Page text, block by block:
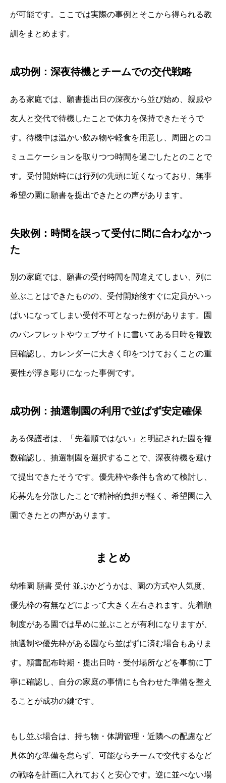
が可能です。ここでは実際の事例とそこから得られる教
訓をまとめます。
成功例：深夜待機とチームでの交代戦略
ある家庭では、願書提出日の深夜から並び始め、親戚や
友人と交代で待機したことで体力を保持できたそうで
す。待機中は温かい飲み物や軽食を用意し、周囲とのコ
ミュニケーションを取りつつ時間を過ごしたとのことで
す。受付開始時には行列の先頭に近くなっており、無事
希望の園に願書を提出できたとの声があります。
失敗例：時間を誤って受付に間に合わなかっ
た
別の家庭では、願書の受付時間を間違えてしまい、列に
並ぶことはできたものの、受付開始後すぐに定員がいっ
ぱいになってしまい受付不可となった例があります。園
のパンフレットやウェブサイトに書いてある日時を複数
回確認し、カレンダーに大きく印をつけておくことの重
要性が浮き彫りになった事例です。
成功例：抽選制園の利用で並ばず安定確保
ある保護者は、「先着順ではない」と明記された園を複
数確認し、抽選制園を選択することで、深夜待機を避け
て提出できたそうです。優先枠や条件も含めて検討し、
応募先を分散したことで精神的負担が軽く、希望園に入
園できたとの声があります。
まとめ
幼稚園 願書 受付 並ぶかどうかは、園の方式や人気度、
優先枠の有無などによって大きく左右されます。先着順
制度がある園では早めに並ぶことが有利になりますが、
抽選制や優先枠がある園なら並ばずに済む場合もありま
す。願書配布時期・提出日時・受付場所などを事前に丁
寧に確認し、自分の家庭の事情にも合わせた準備を整え
ることが成功の鍵です。
もし並ぶ場合は、持ち物・体調管理・近隣への配慮など
具体的な準備を怠らず、可能ならチームで交代するなど
の戦略を計画に入れておくと安心です。逆に並べない場